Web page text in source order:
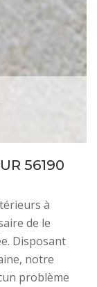
56190
à
de le
Disposant
notre
problème